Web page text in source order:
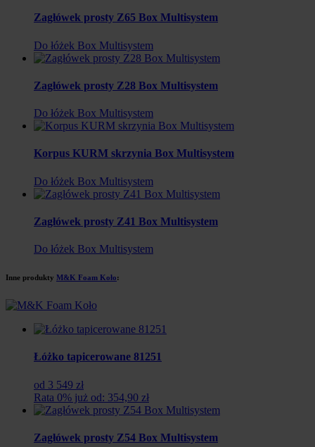
Zagłówek prosty Z65 Box Multisystem
Do łóżek Box Multisystem
Zagłówek prosty Z28 Box Multisystem
Do łóżek Box Multisystem
Korpus KURM skrzynia Box Multisystem
Do łóżek Box Multisystem
Zagłówek prosty Z41 Box Multisystem
Do łóżek Box Multisystem
Inne produkty M&K Foam Koło:
Łóżko tapicerowane 81251
od 3 549 zł
Rata 0% już od: 354,90 zł
Zagłówek prosty Z54 Box Multisystem